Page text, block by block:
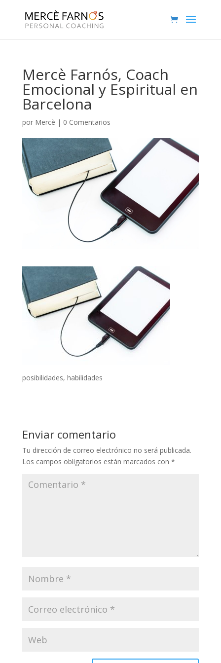
Mercè Farnós, Coach
Emocional y Espiritual en
Barcelona
por Mercè | 0 Comentarios
posibilidades, habilidades
Enviar comentario
Tu dirección de correo electrónico no será publicada.
Los campos obligatorios están marcados con *